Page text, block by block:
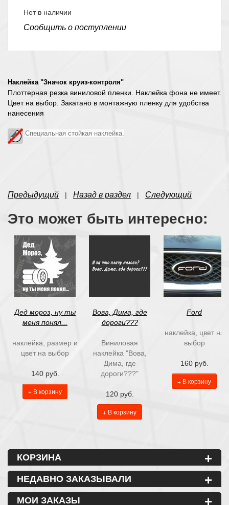
Нет в наличии
Сообщить о поступлении
Наклейка "Значок круиз-контроля"
Плоттерная резка виниловой пленки. Наклейка фона не имеет.
Цвет на выбор. Закатано в монтажную пленку для удобства
нанесения
Специальная стойкая наклейка.
Предыдущий | Назад в раздел | Следующий
Это может быть интересно:
Дед мороз, ну ты
меня понял...
наклейка, размер и
цвет на выбор
140 руб.
+ В корзину
Вова, Дима, где
дороги???
Виниловая
наклейка "Вова,
Дима, где
дороги???"
120 руб.
+ В корзину
Ford
наклейка, цвет на
выбор
160 руб.
+ В корзину
КОРЗИНА +
НЕДАВНО ЗАКАЗЫВАЛИ +
МОИ ЗАКАЗЫ +